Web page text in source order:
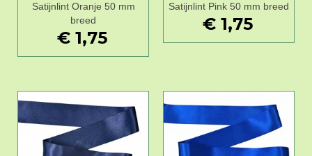
Satijnlint Oranje 50 mm
breed
€ 1,75
Satijnlint Pink 50 mm breed
€ 1,75